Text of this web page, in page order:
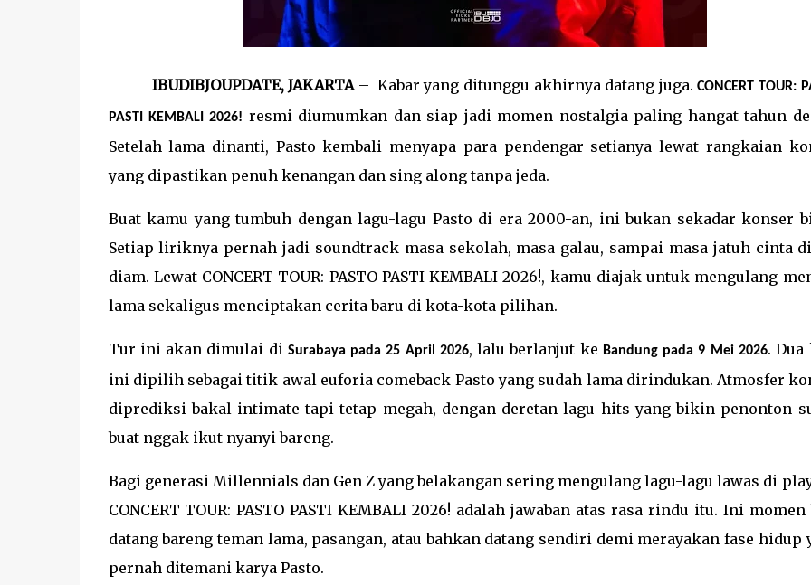
IBUDIBJOUPDATE, JAKARTA ­ – Kabar yang ditunggu akhirnya datang juga.CONCERT TOUR:
PASTI KEMBALI 2026! resmi diumumkan dan siap jadi momen nostalgia paling hangat tahun
Setelah lama dinanti, Pasto kembali menyapa para pendengar setianya lewat rangkaian
yang dipastikan penuh kenangan dan sing along tanpa jeda.
Buat kamu yang tumbuh dengan lagu-lagu Pasto di era 2000-an, ini bukan sekadar konser
Setiap liriknya pernah jadi soundtrack masa sekolah, masa galau, sampai masa jatuh cinta
diam. Lewat CONCERT TOUR: PASTO PASTI KEMBALI 2026!, kamu diajak untuk mengulang
lama sekaligus menciptakan cerita baru di kota-kota pilihan.
Tur ini akan dimulai di Surabaya pada 25 April 2026, lalu berlanjut ke Bandung pada 9 Mei 2026. Dua
ini dipilih sebagai titik awal euforia comeback Pasto yang sudah lama dirindukan. Atmosfer
diprediksi bakal intimate tapi tetap megah, dengan deretan lagu hits yang bikin penonton
buat nggak ikut nyanyi bareng.
Bagi generasi Millennials dan Gen Z yang belakangan sering mengulang lagu-lagu lawas di
CONCERT TOUR: PASTO PASTI KEMBALI 2026! adalah jawaban atas rasa rindu itu. Ini momen
datang bareng teman lama, pasangan, atau bahkan datang sendiri demi merayakan fase hidup
pernah ditemani karya Pasto.